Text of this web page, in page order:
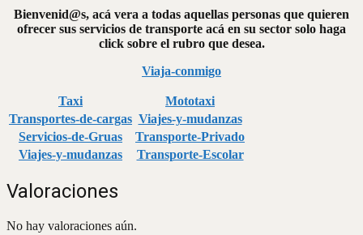
Bienvenid@s, acá vera a todas aquellas personas que quieren
ofrecer sus servicios de transporte acá en su sector solo haga
click sobre el rubro que desea.
Viaja-conmigo
Taxi
Mototaxi
Transportes-de-cargas Viajes-y-mudanzas
Servicios-de-Gruas
Transporte-Privado
Viajes-y-mudanzas
Transporte-Escolar
Valoraciones
No hay valoraciones aún.